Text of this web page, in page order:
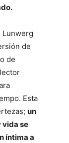
Lunwerg
de
de
Esta
un
vida se
íntima a